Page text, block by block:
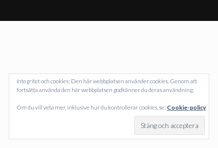
Integritet och cookies: Den här webbplatsen använder cookies. Genom att
fortsätta använda den här webbplatsen godkänner du deras användning.
Om du vill veta mer, inklusive hur du kontrollerar cookies, se: Cookie-policy